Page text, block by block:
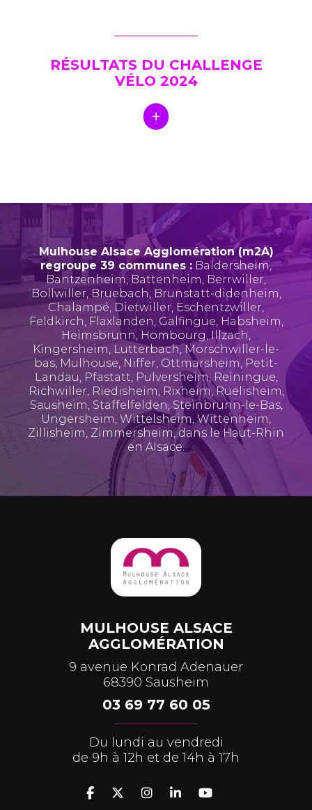
RÉSULTATS DU CHALLENGE
VÉLO 2024
Mulhouse Alsace Agglomération (m2A)
regroupe 39 communes : Baldersheim,
Bantzenheim, Battenheim, Berrwiller,
Bollwiller, Bruebach,Brunstatt-didenheim,
Chalampé, Dietwiller, Eschentzwiller,
Feldkirch, Flaxlanden,Galfingue, Habsheim,
Heimsbrunn, Hombourg,Illzach,
Kingersheim, Lutterbach, Morschwiller-le-
bas, Mulhouse, Niffer, Ottmarsheim, Petit-
Landau, Pfastatt, Pulversheim, Reiningue,
Richwiller, Riedisheim, Rixheim,Ruelisheim,
Sausheim, Staffelfelden, Steinbrunn-le-Bas,
Ungersheim, Wittelsheim,Wittenheim,
Zillisheim, Zimmersheim, dans le Haut-Rhin
en Alsace.
MULHOUSE ALSACE
AGGLOMÉRATION
9 avenue Konrad Adenauer
68390 Sausheim
03 69 77 60 05
Du lundi au vendredi
de 9h à 12h et de 14h à 17h